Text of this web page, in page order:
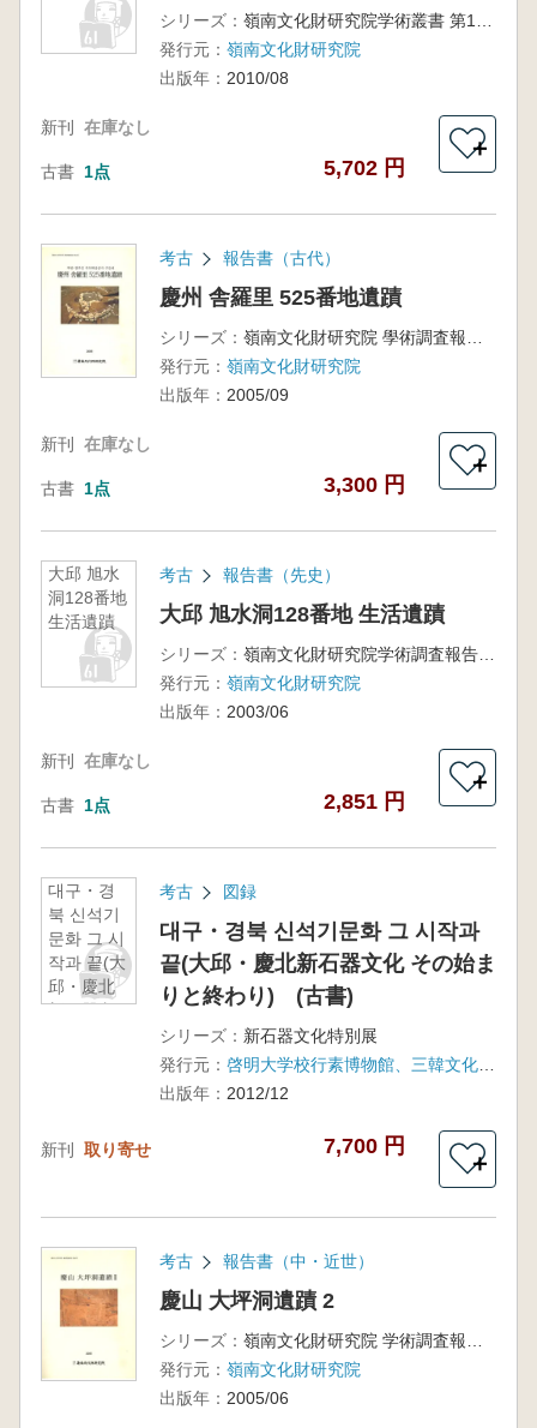
シリーズ：
発行元： 嶺南文化財研究院
出版年： 2010/08
新刊 在庫なし
古書 1点 5,702 円
＋
考古 報告書（古代）
慶州 舎羅里 525番地遺蹟
シリーズ：
発行元： 嶺南文化財研究院
出版年： 2005/09
新刊 在庫なし
古書 1点 3,300 円
＋
大邱 旭水
洞128番地
生活遺蹟
考古 報告書（先史）
大邱 旭水洞128番地 生活遺蹟
シリーズ：
嶺南文化財研究院学術調査報告 第58冊
発行元： 嶺南文化財研究院
出版年： 2003/06
新刊 在庫なし
古書 1点 2,851 円
＋
대구・경
북 신석기
문화 그 시
작과 끝(大
邱・慶北
新石器文
考古 図録
대구・경북 신석기문화 그 시작과
끝(大邱・慶北新石器文化 その始ま
りと終わり) (古書)
シリーズ： 新石器文化特別展
発行元：
啓明大学校行素博物館、三韓文化財研究院、嶺南文化財研究院
出版年： 2012/12
新刊 取り寄せ 7,700 円
＋
考古 報告書（中・近世）
慶山 大坪洞遺蹟 2
シリーズ：
発行元： 嶺南文化財研究院
出版年： 2005/06